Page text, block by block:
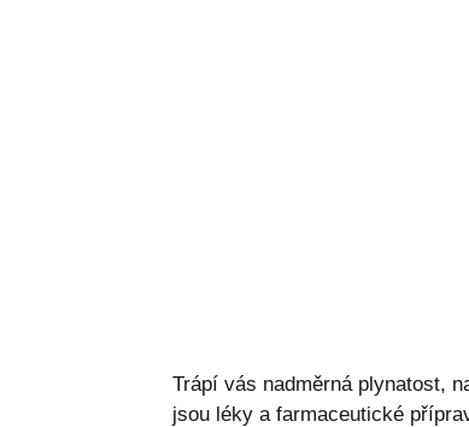
Trápí vás nadměrná plynatost,
jsou léky a farmaceutické